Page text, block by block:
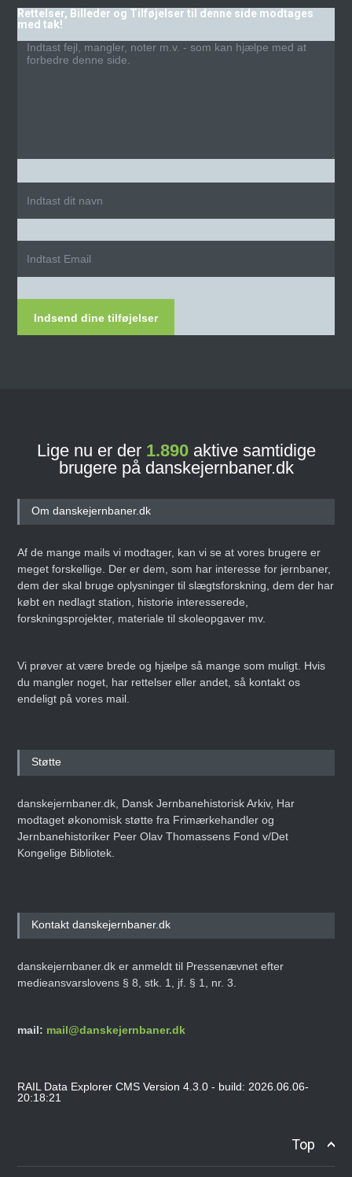
Rettelser, Billeder og Tilføjelser til denne side modtages
med tak!
Indsend dine tilføjelser
Lige nu er der 1.890aktive samtidige
brugere på danskejernbaner.dk
Om danskejernbaner.dk
Af de mange mails vi modtager, kan vi se at vores brugere er
meget forskellige. Der er dem, som har interesse for jernbaner,
dem der skal bruge oplysninger til slægtsforskning, dem der har
købt en nedlagt station, historie interesserede,
forskningsprojekter, materiale til skoleopgaver mv.
Vi prøver at være brede og hjælpe så mange som muligt. Hvis
du mangler noget, har rettelser eller andet, så kontakt os
endeligt på vores mail.
Støtte
danskejernbaner.dk, Dansk Jernbanehistorisk Arkiv, Har
modtaget økonomisk støtte fra Frimærkehandler og
Jernbanehistoriker Peer Olav Thomassens Fond v/Det
Kongelige Bibliotek.
Kontakt danskejernbaner.dk
danskejernbaner.dk er anmeldt til Pressenævnet efter
medieansvarslovens § 8, stk. 1, jf. § 1, nr. 3.
mail: mail@danskejernbaner.dk
RAIL Data Explorer CMS Version 4.3.0 - build: 2026.06.06-
20:18:21
Top